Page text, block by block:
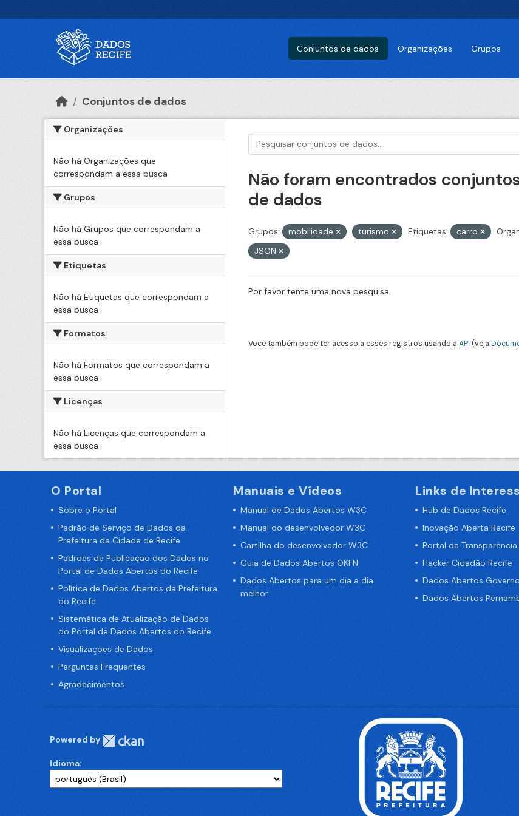
Conjuntos de dados Organizações Grupos
Conjuntos de dados
Organizações
Não há Organizações que
correspondam a essa busca
Grupos
Não há Grupos que correspondam a
essa busca
Etiquetas
Não há Etiquetas que correspondam a
essa busca
Formatos
Não há Formatos que correspondam a
essa busca
Licenças
Não há Licenças que correspondam a
essa busca
Não foram encontrados
de dados
Grupos: mobilidade turismo Etiquetas: carro
JSON
Por favor tente uma nova pesquisa.
Você também pode ter acesso a esses registros usando a API (veja
O Portal
Sobre o Portal
Padrão de Serviço de Dados da
Prefeitura da Cidade de Recife
Padrões de Publicação dos Dados no
Portal de Dados Abertos do Recife
Política de Dados Abertos da Prefeitura
do Recife
Sistemática de Atualização de Dados
do Portal de Dados Abertos do Recife
Visualizações de Dados
Perguntas Frequentes
Agradecimentos
Manuais e Vídeos
Manual de Dados Abertos W3C
Manual do desenvolvedor W3C
Cartilha do desenvolvedor W3C
Guia de Dados Abertos OKFN
Dados Abertos para um dia a dia
melhor
Links de
Hub de Dados Recife
Inovação Aberta Recife
Portal da Transparência
Hacker Cidadão Recife
Dados Abertos
Dados Abertos
Powered by
Idioma